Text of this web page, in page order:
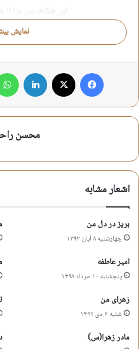
من خودم دیدم
چشمهای بچه هایت
محسن
شعر شهادت
شعر شهادت حضرت امیرالمومنین
شعر شهادت مولای متقیان
نمایش
فیس بوک
محسن
اشعار مشابه
بریز در دل من
چهارشنبه ۸ آبان ۱۳۹۲
امیر عاطفه
پنجشنبه ۱۰ مرداد ۱۳۹۸
زهرای من
شنبه ۶ دی ۱۳۹۹
مادر زهرا(س)